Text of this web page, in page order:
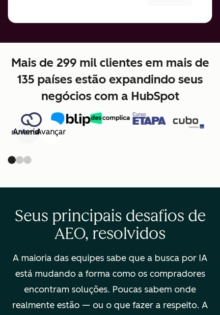
Mais de 299 mil clientes em mais de
135 países estão expandindo seus
negócios com a HubSpot
AnteriorAvançar
Seus principais desafios de
AEO, resolvidos
A maioria das equipes sabe que a busca por IA
está mudando a forma como os compradores
encontram soluções. Poucas sabem onde
realmente estão — ou o que fazer a respeito. A